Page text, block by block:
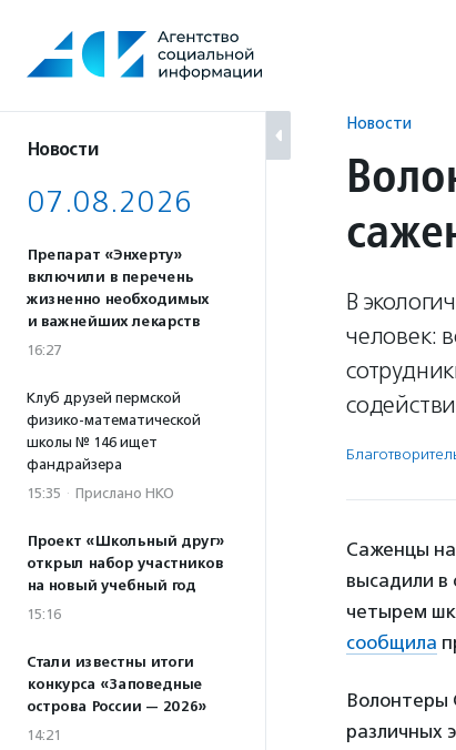
содержанию
Новости
07.08.2026
Препарат «Энхерту»
включили в перечень
жизненно необходимых
и важнейших лекарств
16:27
Клуб друзей пермской
физико-математической
школы № 146 ищет
фандрайзера
15:35 · Прислано НКО
Проект «Школьный друг»
открыл набор участников
на новый учебный год
15:16
Стали известны итоги
конкурса «Заповедные
острова России — 2026»
14:21
Новости
В
человек:
Саженцы на
высадили в
четырем
сообщила
Волонтеры
различных